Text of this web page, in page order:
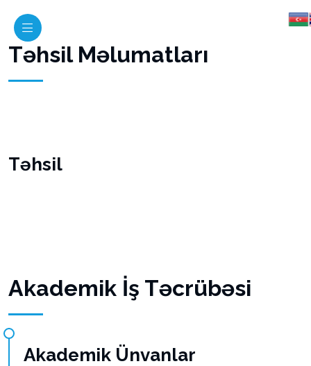
Təhsil Məlumatları
Təhsil
Akademik İş Təcrübəsi
Akademik Ünvanlar